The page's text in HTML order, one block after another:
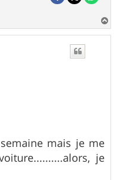
a
mais je me
je